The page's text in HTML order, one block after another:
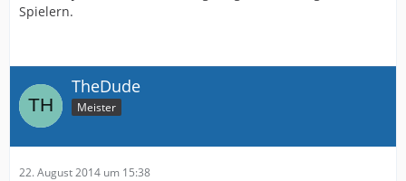
Spielern.
TheDude
Meister
22. August 2014 um 15:38